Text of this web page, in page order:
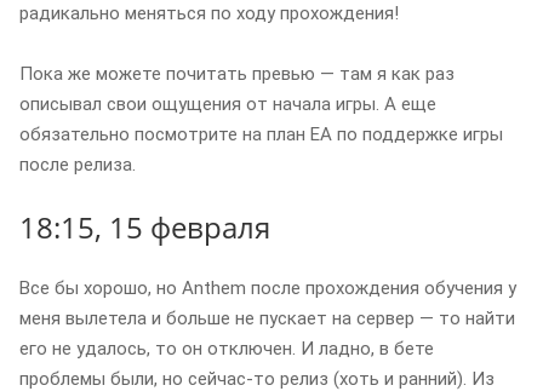
радикально меняться по ходу прохождения!
Пока же можете почитать превью — там я как раз
описывал свои ощущения от начала игры. А еще
обязательно посмотрите на план ЕА по поддержке игры
после релиза.
18:15, 15 февраля
Все бы хорошо, но Anthem после прохождения обучения у
меня вылетела и больше не пускает на сервер — то найти
его не удалось, то он отключен. И ладно, в бете
проблемы были, но сейчас-то релиз (хоть и ранний). Из